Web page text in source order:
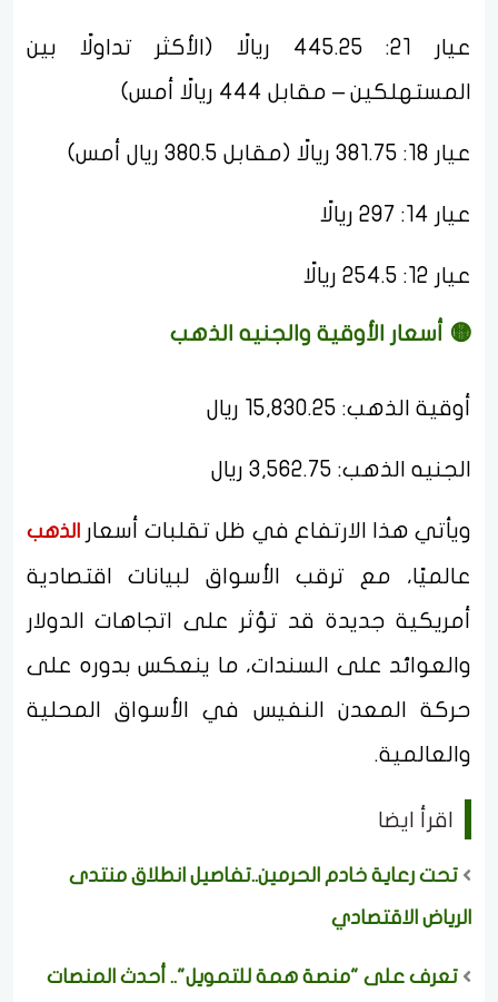
عيار 21: 445.25 ريالًا (الأكثر تداولًا بين
المستهلكين – مقابل 444 ريالًا أمس)
عيار 18: 381.75 ريالًا (مقابل 380.5 ريال أمس)
عيار 14: 297 ريالًا
عيار 12: 254.5 ريالًا
🟡 أسعار الأوقية والجنيه الذهب
أوقية الذهب: 15,830.25 ريال
الجنيه الذهب: 3,562.75 ريال
ويأتي هذا الارتفاع في ظل تقلبات أسعار الذهب
عالميًا، مع ترقب الأسواق لبيانات اقتصادية
أمريكية جديدة قد تؤثر على اتجاهات الدولار
والعوائد على السندات، ما ينعكس بدوره على
حركة المعدن النفيس في الأسواق المحلية
والعالمية.
اقرأ ايضا
تحت رعاية خادم الحرمين..تفاصيل انطلاق منتدى
الرياض الاقتصادي
تعرف على "منصة همة للتمويل".. أحدث المنصات